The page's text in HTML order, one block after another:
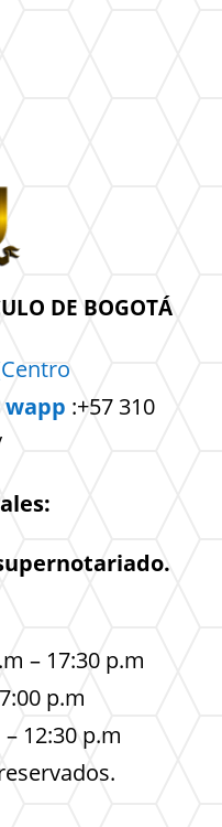
DE BOGOTÁ
wapp :+57 310
– 17:30 p.m
p.m
12:30 p.m